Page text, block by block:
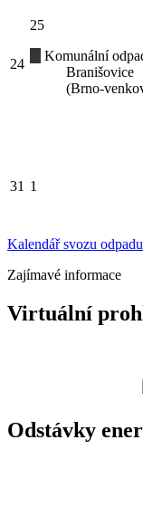
24
25
Komunální
Branišovice
(Brno-
31 1
Kalendář svozu odpadu
Zajímavé informace
Virtuální
Odstávky